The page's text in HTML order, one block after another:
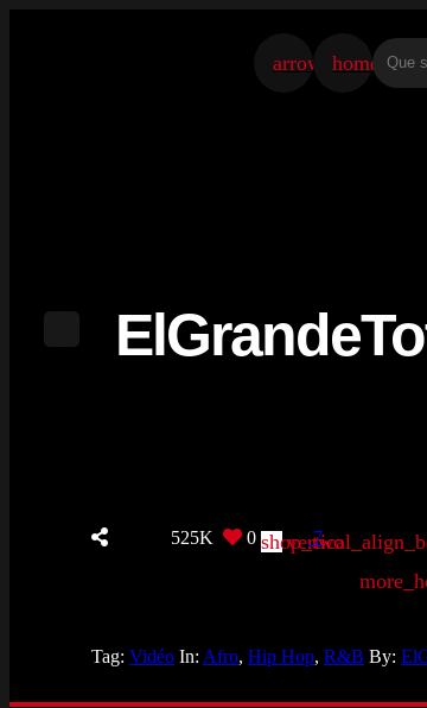
arrow_back
home
525K 0 shop_two
7
Tag: Vidéo In: Afro, Hip Hop, R&B By: